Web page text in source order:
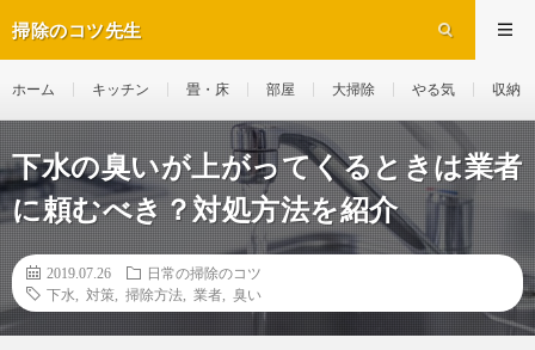
掃除のコツ先生
ホーム キッチン 畳・床 部屋 大掃除 やる気 収納
下水の臭いが上がってくるときは業者
に頼むべき？対処方法を紹介
2019.07.26
日常の掃除のコツ
下水
対策 掃除方法 業者 臭い